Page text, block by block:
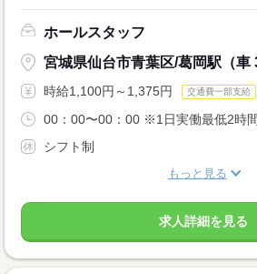
ホールスタッフ
宮城県仙台市青葉区/葛岡駅（車
時給1,100円～1,375円 交通費一部支給
00：00〜00：00 ※1日実働最低2時
シフト制
もっと見る
求人詳細を見る